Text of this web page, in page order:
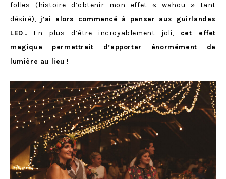
folles (histoire d’obtenir mon effet « wahou » tant
désiré), j’ai alors commencé à penser aux guirlandes
LED… En plus d’être incroyablement joli, cet effet
magique permettrait d’apporter énormément de
lumière au lieu !